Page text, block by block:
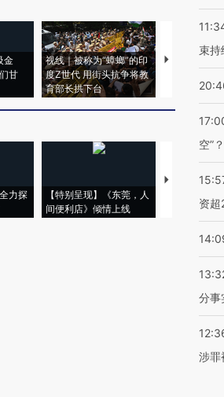
金
甘
视线｜被称为“蟑螂”的印
度Z世代 用街头抗争将教
育部长拱下台
视线｜“入侵”
飞地休达
力探
【特别呈现】《东莞，人
间便利店》倾情上线
【推广】走
束持
空”？
资
分事
涉罪